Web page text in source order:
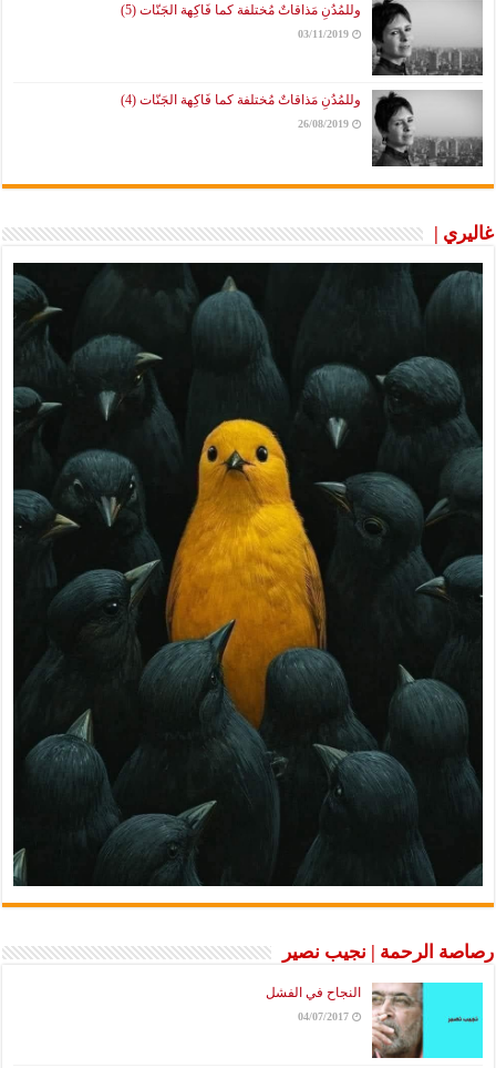
وللمُدُنِ مَذاقاتٌ مُختلفة كما فَاكِهة الجَنّات (5)
03/11/2019
وللمُدُنِ مَذاقاتٌ مُختلفة كما فَاكِهة الجَنّات (4)
26/08/2019
غاليري |
رصاصة الرحمة | نجيب نصير
النجاح في الفشل
04/07/2017